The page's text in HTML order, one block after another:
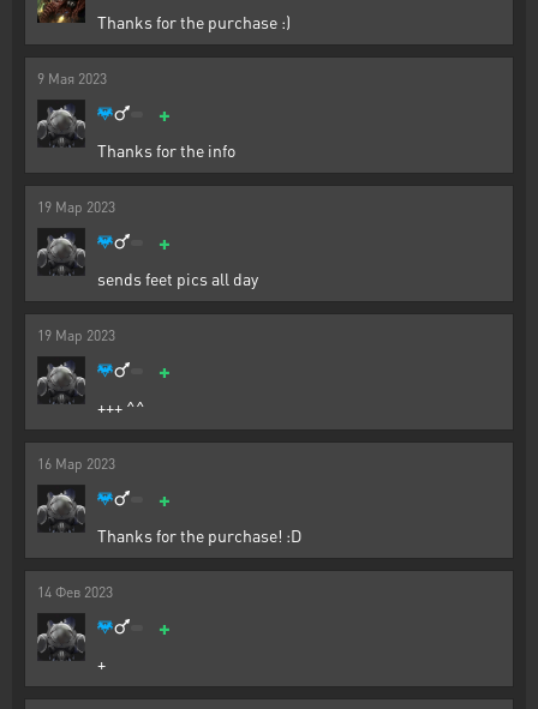
Thanks for the purchase :)
9 Мая 2023
+
Thanks for the info
19 Мар 2023
+
sends feet pics all day
19 Мар 2023
+
+++ ^^
16 Мар 2023
+
Thanks for the purchase! :D
14 Фев 2023
+
+